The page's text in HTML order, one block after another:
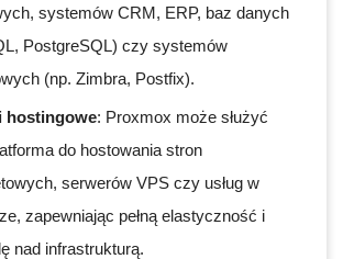
systemów CRM, ERP, baz danych
PostgreSQL) czy systemów
(np. Zimbra, Postfix).
hostingowe: Proxmox może służyć
do hostowania stron
serwerów VPS czy usług w
zapewniając pełną elastyczność i
nad infrastrukturą.